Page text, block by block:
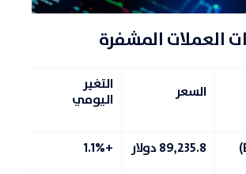
العملات المشفرة
السعر التغير
اليومي
89,235.8 دولار +1.1%